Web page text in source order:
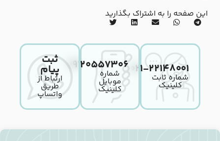
این صفحه را به اشتراک بگذارید
۰۲۱-۲۲۱۴۸۰۰۱
شماره ثابت
کلینیک
۰۹۱۲۰۵۵۷۳۰۶
شماره
موبایل
کلینیک
ثبت
پیام
ارتباط از
طریق
واتساپ